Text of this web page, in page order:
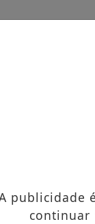
publicidade
continuar